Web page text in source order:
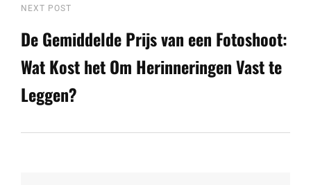
Next
Post
NEXT POST
De Gemiddelde Prijs van een Fotoshoot:
Wat Kost het Om Herinneringen Vast te
Leggen?